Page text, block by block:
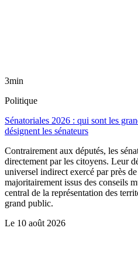
3min
Politique
Sénatoriales 2026 : qui sont les
désignent les sénateurs
Contrairement aux députés, les
directement par les citoyens. Leur
universel indirect exercé par près
majoritairement issus des conseils
central de la représentation des
grand public.
Le 10 août 2026